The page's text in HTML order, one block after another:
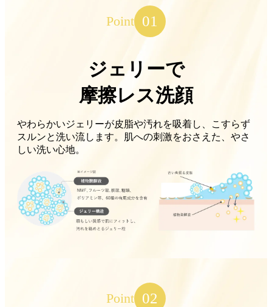
Point 01
ジェリーで
摩擦レス洗顔
やわらかいジェリーが皮脂や汚れを吸着し、こすらず
スルンと洗い流します。肌への刺激をおさえた、やさ
しい洗い心地。
Point 02